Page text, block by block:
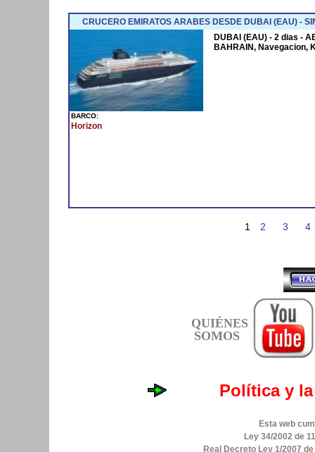
CRUCERO EMIRATOS ARABES DESDE DUBAI (EAU) -
BARCO:
Horizon
DUBAI (EAU) - 2 dias -
BAHRAIN, Navegacion,
1 2 3 4
QUIÉNES
SOMOS
Política y
Esta web
Ley 34/2002 de
Real Decreto Ley 1/2007